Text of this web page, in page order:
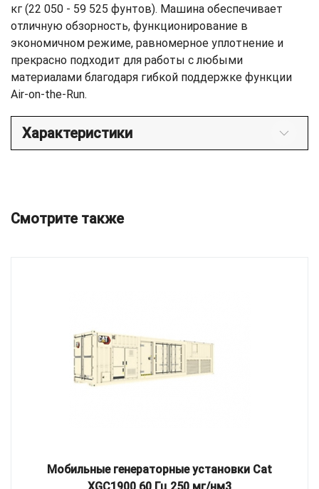
кг (22 050 - 59 525 фунтов). Машина обеспечивает
отличную обзорность, функционирование в
экономичном режиме, равномерное уплотнение и
прекрасно подходит для работы с любыми
материалами благодаря гибкой поддержке функции
Air-on-the-Run.
Характеристики
Смотрите также
Мобильные генераторные установки Cat